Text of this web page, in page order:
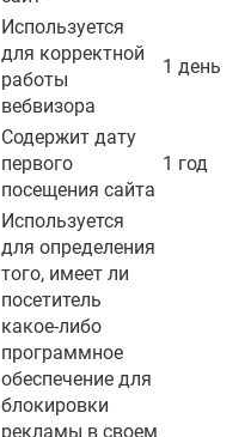
Используется
для корректной
работы
вебвизора
1 день
Содержит дату
первого
посещения сайта
1 год
Используется
для определения
того, имеет ли
посетитель
какое-либо
программное
обеспечение для
блокировки
рекламы в своем